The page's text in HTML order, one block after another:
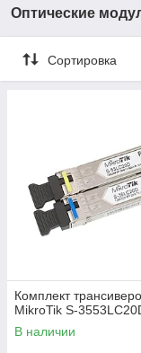
Оптические
Сортировка
Комплект
MikroTik S-
В наличии